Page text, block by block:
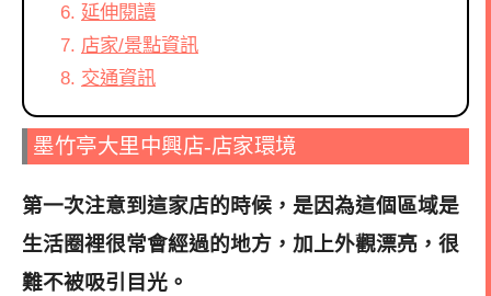
延伸閱讀
店家/景點資訊
交通資訊
墨竹亭大里中興店-店家環境
第一次注意到這家店的時候，是因為這個區域是
生活圈裡很常會經過的地方，加上外觀漂亮，很
難不被吸引目光 。